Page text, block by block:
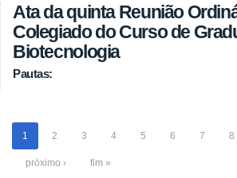
Ata da quinta Reunião
Colegiado do Curso de
Biotecnologia
Pautas:
1 2 3 4 5 6 7 8
próximo › fim »